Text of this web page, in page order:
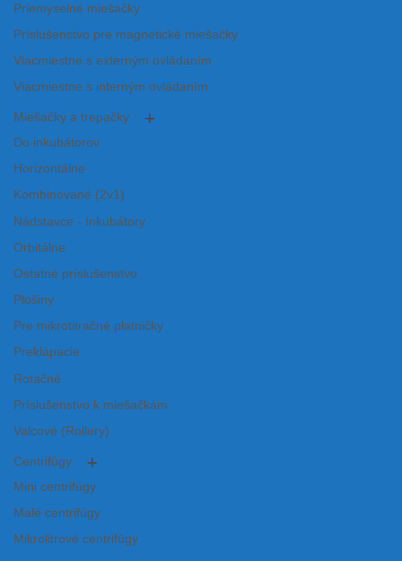
Priemyselné miešačky
Príslušenstvo pre magnetické miešačky
Viacmiestne s externým ovládaním
Viacmiestne s interným ovládaním
Miešačky a trepačky
Do inkubátorov
Horizontálne
Kombinované (2v1)
Nádstavce - Inkubátory
Orbitálne
Ostatné príslušenstvo
Plošiny
Pre mikrotitračné platničky
Preklápacie
Rotačné
Príslušenstvo k miešačkám
Valcové (Rollery)
Centrifúgy
Mini centrifúgy
Malé centrifúgy
Mikrolitrové centrifúgy